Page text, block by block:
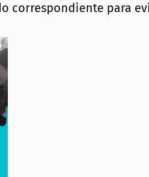
correspondiente para